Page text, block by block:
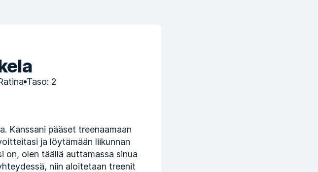
Taso: 2
Kanssani pääset treenaamaan
ja löytämään liikunnan
on, olen täällä auttamassa sinua
niin aloitetaan treenit